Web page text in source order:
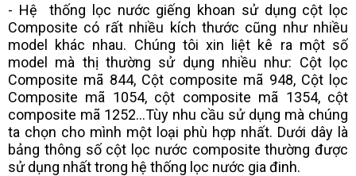
- Hệ thống lọc nước giếng khoan sử dụng cột lọc
Composite có rất nhiều kích thước cũng như nhiều
model khác nhau. Chúng tôi xin liệt kê ra một số
model mà thị thường sử dụng nhiều như: Cột lọc
Composite mã 844, Cột composite mã 948, Cột lọc
Composite mã 1054, cột composite mã 1354, cột
composite mã 1252...Tùy nhu cầu sử dụng mà chúng
ta chọn cho mình một loại phù hợp nhất. Dưới dây là
bảng thông số cột lọc nước composite thường được
sử dụng nhất trong hệ thống lọc nước gia đinh.